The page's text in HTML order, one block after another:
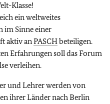
Klasse!
ein weltweites
im Sinne einer
aktiv anPASCHbeteiligen.
Erfahrungen soll das Forum
verleihen.
und Lehrer werden von
ihrer Länder nach Berlin